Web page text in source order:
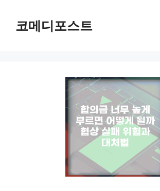
코메디포스트